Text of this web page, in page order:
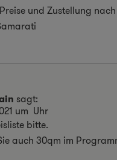
und Zustellung
sagt:
um Uhr
bitte.
auch 30qm im